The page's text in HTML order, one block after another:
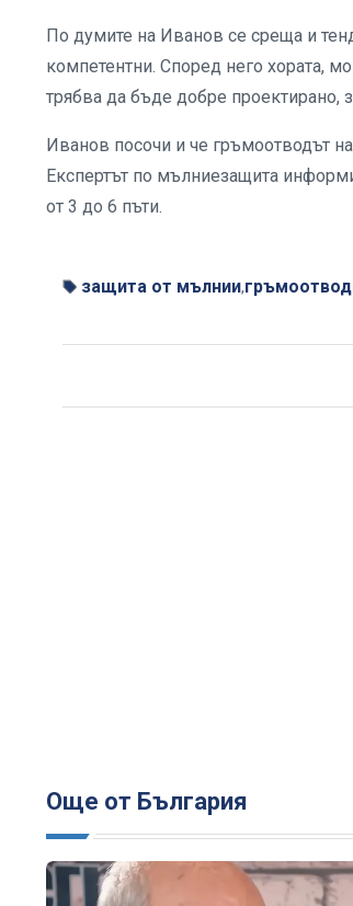
По думите на Иванов се среща и
компетентни. Според него хората,
трябва да бъде добре проектирано,
Иванов посочи и че гръмоотводът
Експертът по мълниезащита
от 3 до 6 пъти.
защита от мълнии,
Още от България